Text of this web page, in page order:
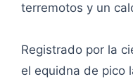
terremotos y un
Registrado por la
el equidna de pico